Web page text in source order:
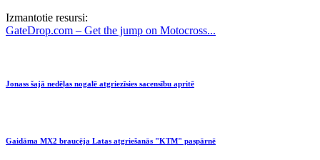
Izmantotie resursi:
GateDrop.com – Get the jump on Motocross...
Jonass šajā nedēļas nogalē atgriezīsies sacensību apritē
Gaidāma MX2 braucēja Latas atgriešanās "KTM" paspārnē